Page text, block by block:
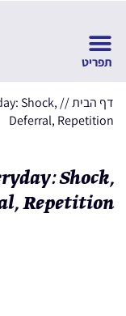
דף הבית//
Shock,
Deferral, Repetition
Shock,
Repetition